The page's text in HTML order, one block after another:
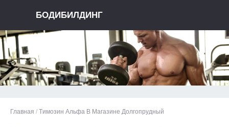
БОДИБИЛДИНГ
Главная / Tимозин Альфа В Магазине Долгопрудный